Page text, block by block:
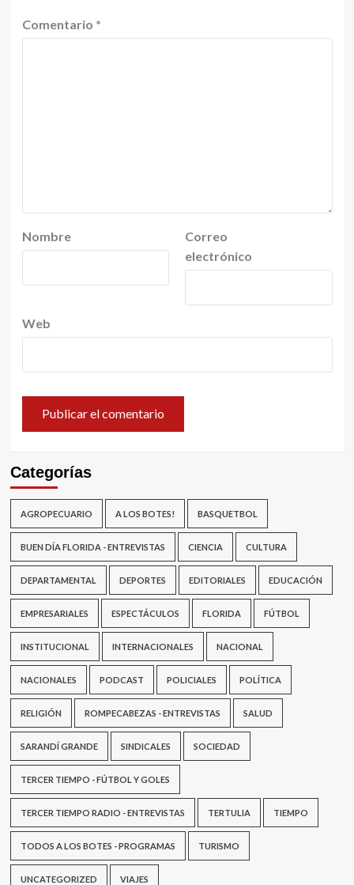
Comentario *
Nombre
Correo
electrónico
Web
Categorías
AGROPECUARIO A LOS BOTES! BASQUETBOL
BUEN DÍA FLORIDA - ENTREVISTAS CIENCIA CULTURA
DEPARTAMENTAL DEPORTES EDITORIALES EDUCACIÓN
EMPRESARIALES ESPECTÁCULOS FLORIDA FÚTBOL
INSTITUCIONAL INTERNACIONALES NACIONAL
NACIONALES PODCAST POLICIALES POLÍTICA
RELIGIÓN ROMPECABEZAS - ENTREVISTAS SALUD
SARANDÍ GRANDE SINDICALES SOCIEDAD
TERCER TIEMPO - FÚTBOL Y GOLES
TERCER TIEMPO RADIO - ENTREVISTAS TERTULIA TIEMPO
TODOS A LOS BOTES - PROGRAMAS TURISMO
UNCATEGORIZED VIAJES